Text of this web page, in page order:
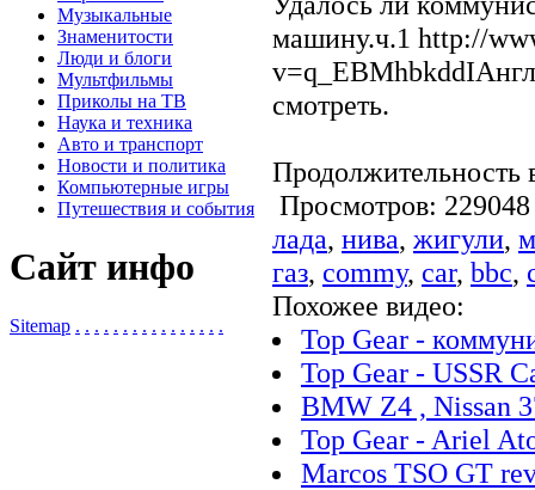
Музыкальные
Знаменитости
Люди и блоги
Мультфильмы
Приколы на ТВ
Наука и техника
Авто и транспорт
Новости и политика
Компьютерные игры
Путешествия и события
Сайт инфо
Sitemap . . . . . . . . . . . . . . . .
машину.ч.1 http://
смотреть.
Продолжительность
Просмотров:
лада, нива, жигули,
газ, commy, car, bbc,
Похожее видео:
Top Gear -
Top Gear - USSR
BMW Z4 , Nissan
Top Gear - Ariel
Marcos TSO GT